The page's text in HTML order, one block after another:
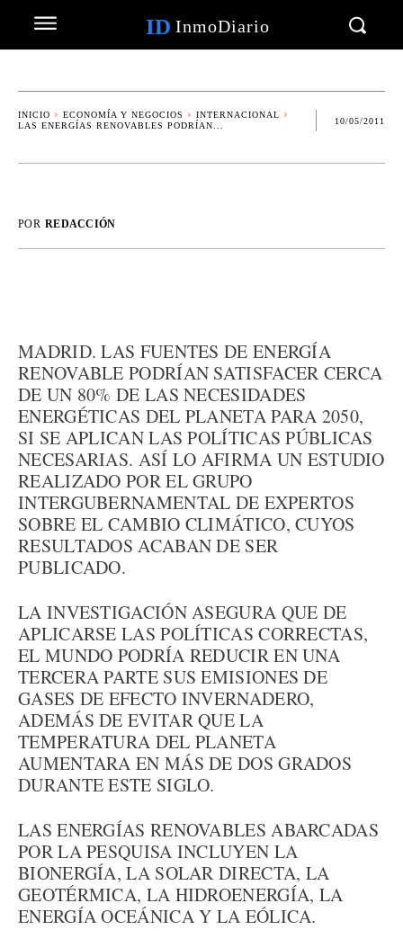
ID InmoDiario
INICIO ECONOMÍA Y NEGOCIOS
INTERNACIONAL
LAS ENERGÍAS RENOVABLES PODRÍAN...
10/05/2011
POR REDACCIÓN
MADRID. LAS FUENTES DE ENERGÍA
RENOVABLE PODRÍAN SATISFACER CERCA
DE UN 80% DE LAS NECESIDADES
ENERGÉTICAS DEL PLANETA PARA 2050,
SI SE APLICAN LAS POLÍTICAS PÚBLICAS
NECESARIAS. ASÍ LO AFIRMA UN ESTUDIO
REALIZADO POR EL GRUPO
INTERGUBERNAMENTAL DE EXPERTOS
SOBRE EL CAMBIO CLIMÁTICO, CUYOS
RESULTADOS ACABAN DE SER
PUBLICADO.
LA INVESTIGACIÓN ASEGURA QUE DE
APLICARSE LAS POLÍTICAS CORRECTAS,
EL MUNDO PODRÍA REDUCIR EN UNA
TERCERA PARTE SUS EMISIONES DE
GASES DE EFECTO INVERNADERO,
ADEMÁS DE EVITAR QUE LA
TEMPERATURA DEL PLANETA
AUMENTARA EN MÁS DE DOS GRADOS
DURANTE ESTE SIGLO.
LAS ENERGÍAS RENOVABLES ABARCADAS
POR LA PESQUISA INCLUYEN LA
BIONERGÍA, LA SOLAR DIRECTA, LA
GEOTÉRMICA, LA HIDROENERGÍA, LA
ENERGÍA OCEÁNICA Y LA EÓLICA.